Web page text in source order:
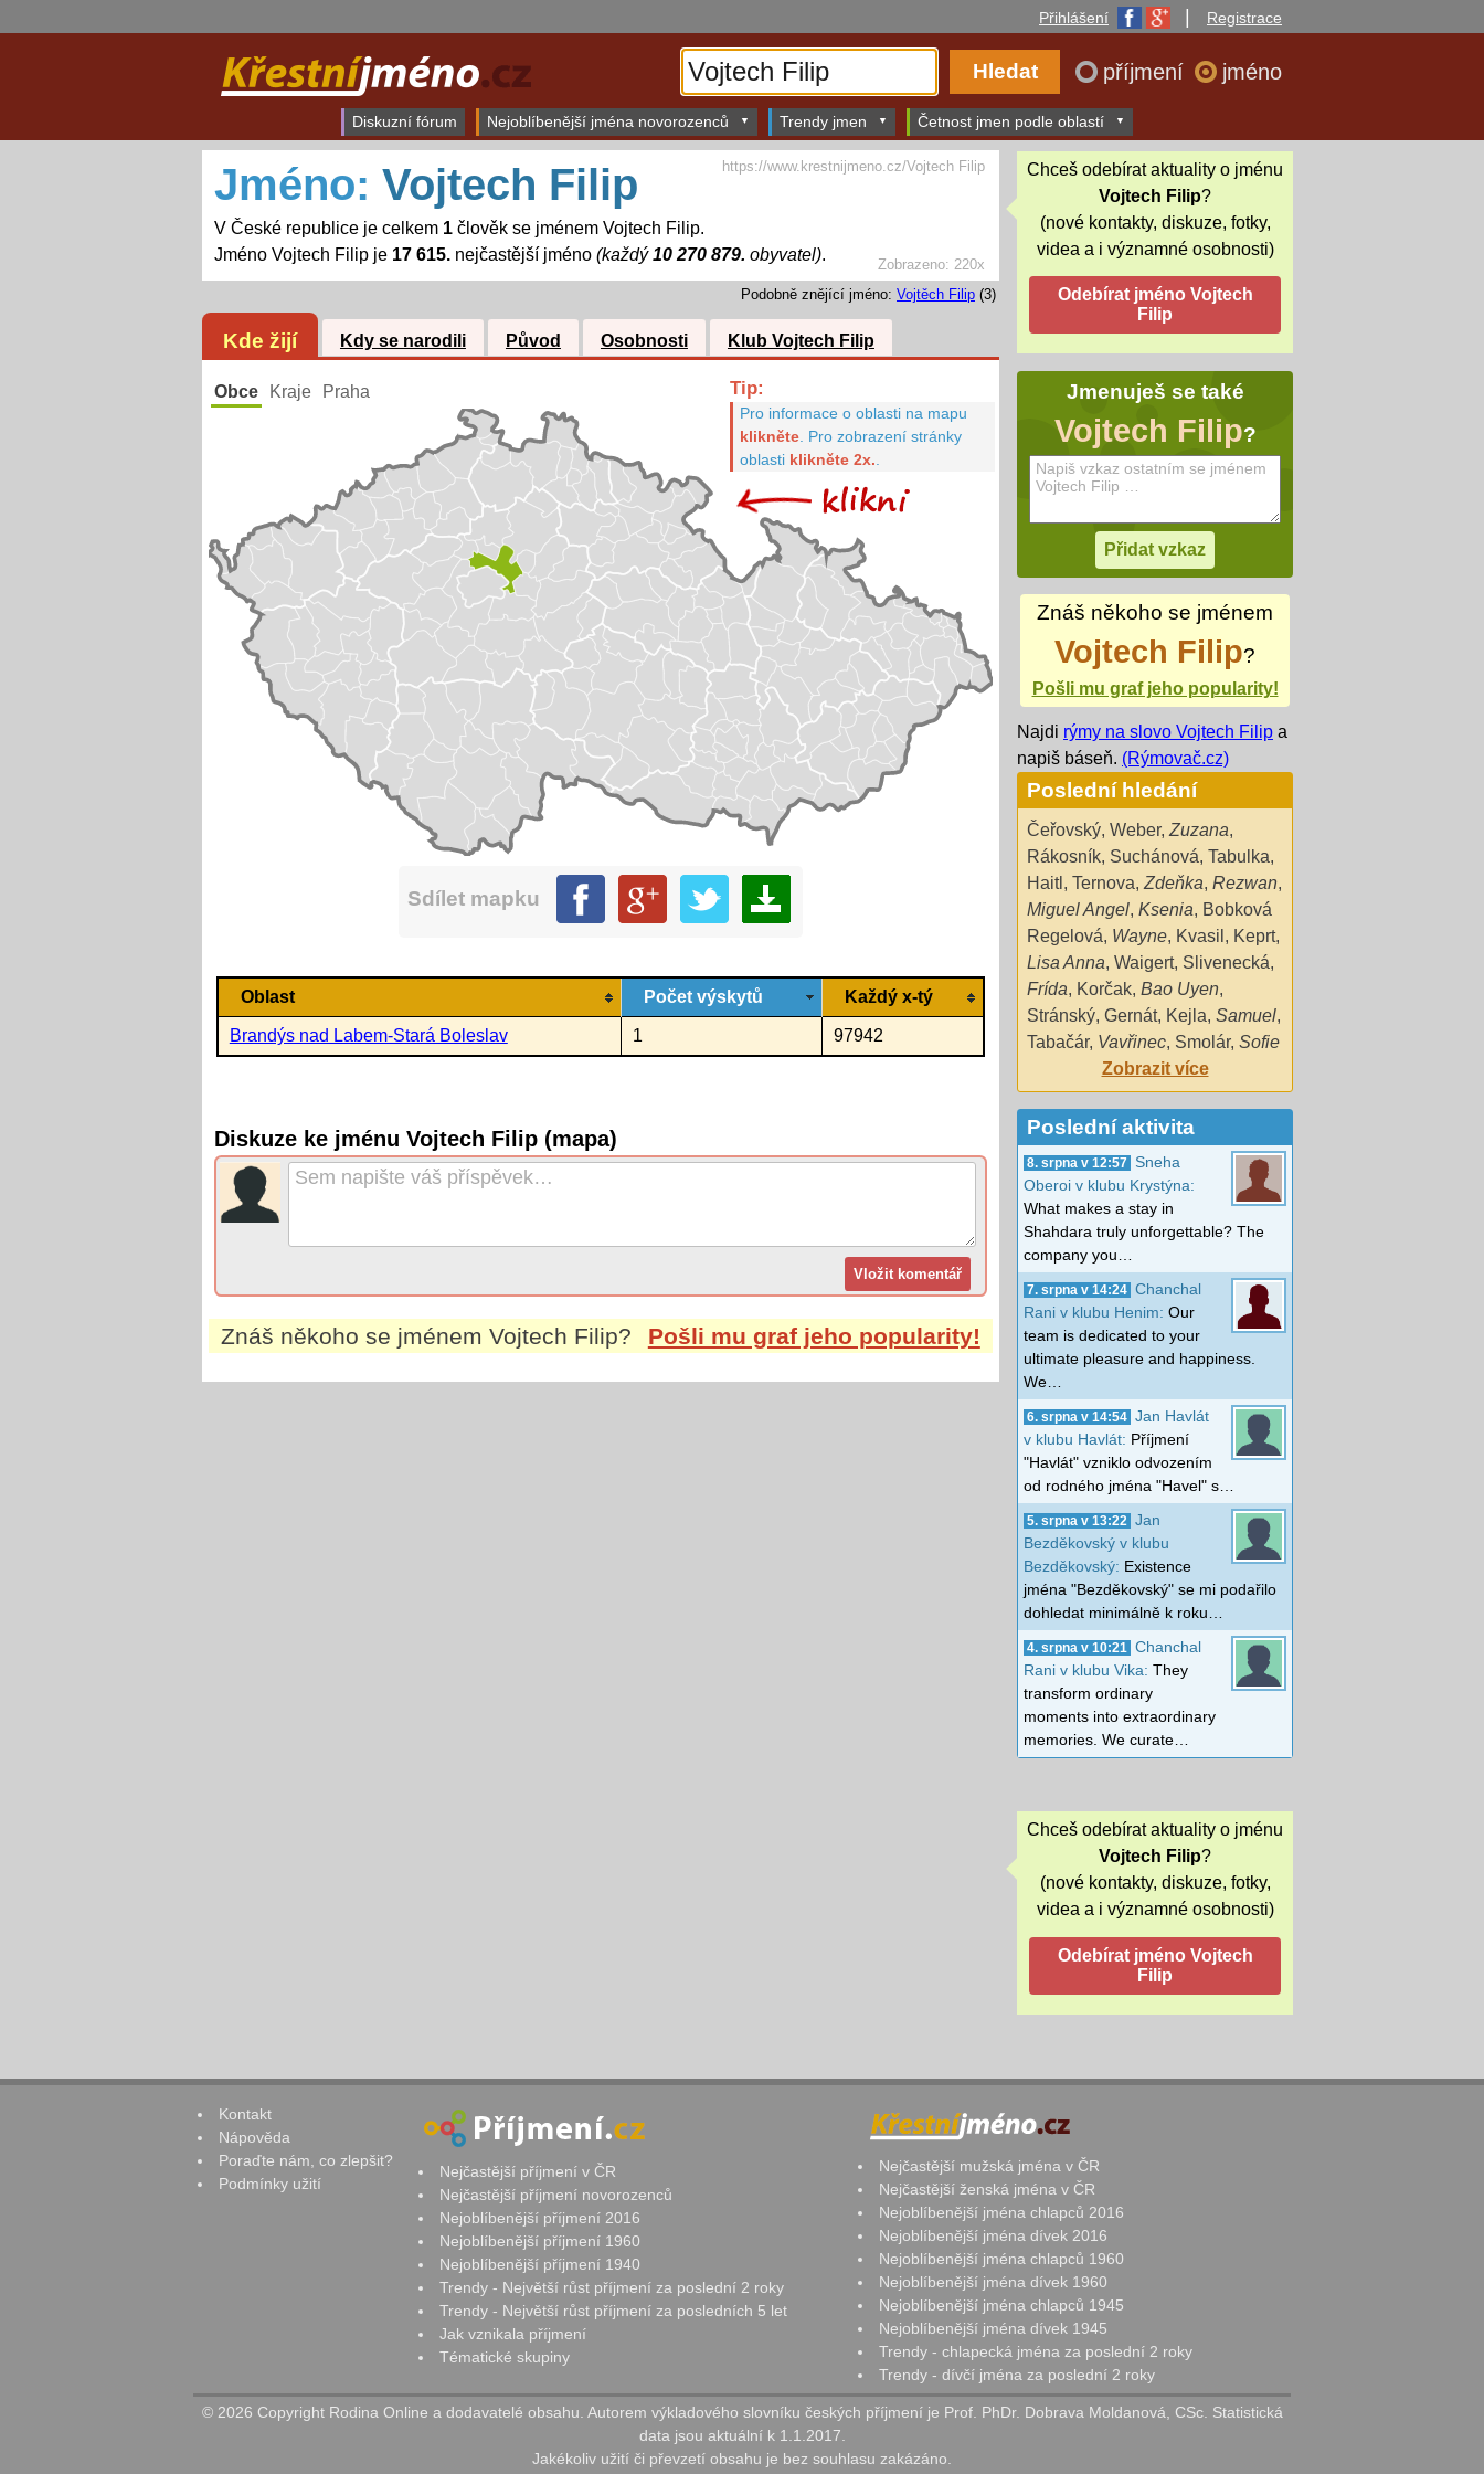
Přihlášení Registrace
příjmení jméno
Diskuzní fórum Nejoblíbenější jména novorozenců Trendy jmen Četnost jmen podle oblastí
Zobrazeno: 220x
Jméno: Vojtech Filip
V České republice je celkem 1člověk se jménem Vojtech Filip.
Jméno Vojtech Filip je 17 615.nejčastější jméno (každý10 270 879. obyvatel).
https://www.krestnijmeno.cz/Vojtech Filip
Podobně znějící jméno: Vojtěch Filip (3)
Kde žijí Kdy se narodili Původ Osobnosti Klub Vojtech Filip
Obce Kraje Praha Tip:
Pro informace o oblasti na mapu
klikněte. Pro zobrazení stránky
oblasti klikněte 2x.
Sdílet mapku
Oblast Počet výskytů Každý x-tý
Brandýs nad Labem-Stará Boleslav 1 97942
Diskuze ke jménu Vojtech Filip (mapa)
Znáš někoho se jménem Vojtech Filip? Pošli mu graf jeho popularity!
Chceš odebírat aktuality o jménu
Vojtech Filip?
(nové kontakty, diskuze, fotky,
videa a i významné osobnosti)
Jmenuješ se také
Vojtech Filip?
Znáš někoho se jménem
Vojtech Filip?
Pošli mu graf jeho popularity!
Najdi rýmy na slovo Vojtech Filip a
napiš báseň. (Rýmovač.cz)
Poslední hledání
Čeřovský, Weber, Zuzana,
Rákosník, Suchánová, Tabulka,
Haitl , Ternova, Zdeňka, Rezwan,
Miguel Angel, Ksenia, Bobková
Regelová, Wayne, Kvasil , Keprt,
Lisa Anna, Waigert, Slivenecká,
Frída, Korčak, Bao Uyen,
Stránský, Gernát, Kejla, Samuel,
Tabačár, Vavřinec, Smolár, Sofie
Zobrazit více
Poslední aktivita
8. srpna v 12:57
Sneha
Oberoi v klubu Krystýna:
What makes a stay in
Shahdara truly unforgettable? The
company you…
7. srpna v 14:24 Chanchal
Rani v klubu Henim: Our
team is dedicated to your
ultimate pleasure and happiness.
We…
6. srpna v 14:54 Jan Havlát
v klubu Havlát: Příjmení
"Havlát" vzniklo odvozením
od rodného jména "Havel" s…
5. srpna v 13:22
Jan
Bezděkovský v klubu
Bezděkovský: Existence
jména "Bezděkovský" se mi podařilo
dohledat minimálně k roku…
4. srpna v 10:21
Chanchal
Rani v klubu Vika: They
transform ordinary
moments into extraordinary
memories. We curate…
Chceš odebírat aktuality o jménu
Vojtech Filip?
(nové kontakty, diskuze, fotky,
videa a i významné osobnosti)
Kontakt
Nápověda
Poraďte nám, co zlepšit?
Podmínky užití
Nejčastější příjmení v ČR
Nejčastější příjmení novorozenců
Nejoblíbenější příjmení 2016
Nejoblíbenější příjmení 1960
Nejoblíbenější příjmení 1940
Trendy - Největší růst příjmení za poslední 2 roky
Trendy - Největší růst příjmení za posledních 5 let
Jak vznikala příjmení
Tématické skupiny
Nejčastější mužská jména v ČR
Nejčastější ženská jména v ČR
Nejoblíbenější jména chlapců 2016
Nejoblíbenější jména dívek 2016
Nejoblíbenější jména chlapců 1960
Nejoblíbenější jména dívek 1960
Nejoblíbenější jména chlapců 1945
Nejoblíbenější jména dívek 1945
Trendy - chlapecká jména za poslední 2 roky
Trendy - dívčí jména za poslední 2 roky
© 2026 Copyright Rodina Online a dodavatelé obsahu. Autorem výkladového slovníku českých příjmení je Prof. PhDr. Dobrava Moldanová, CSc. Statistická
data jsou aktuální k 1.1.2017.
Jakékoliv užití či převzetí obsahu je bez souhlasu zakázáno.